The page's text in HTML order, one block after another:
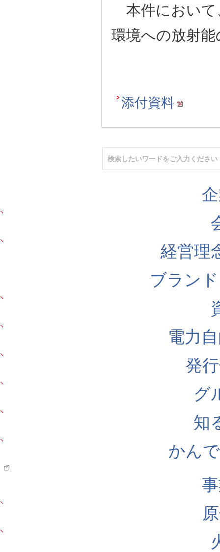
本件において
環境への放射
添付資料
経営理
ブラン
電力
発
グ
知
かん